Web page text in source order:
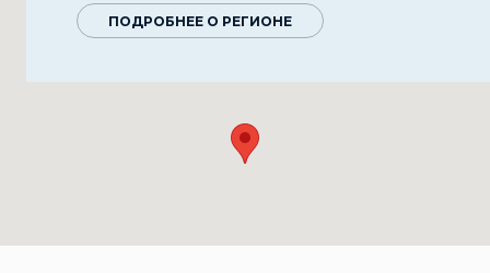
ПОДРОБНЕЕ О РЕГИОНЕ